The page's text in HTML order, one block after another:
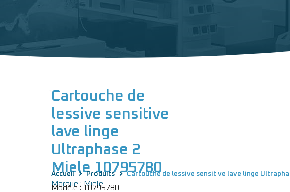
Cartouche de
lessive sensitive
lave linge
Ultraphase 2
Miele 10795780
Accueil Produits Cartouche de lessive sensitive lave linge
Marque : Miele
Modèle : 10795780